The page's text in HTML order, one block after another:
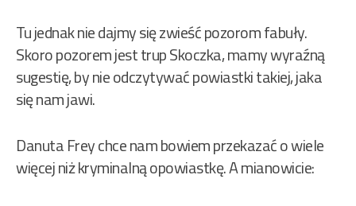
Tu jednak nie dajmy się zwieść pozorom fabuły.
Skoro pozorem jest trup Skoczka, mamy wyraźną
sugestię, by nie odczytywać powiastki takiej, jaka
się nam jawi.
Danuta Frey chce nam bowiem przekazać o wiele
więcej niż kryminalną opowiastkę. A mianowicie: